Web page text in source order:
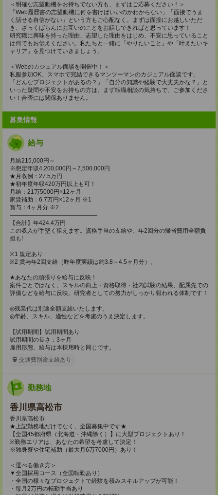
＜明確な志望動機をお持ちでない方も、まずはご応募ください！＞
「Web履歴書の志望動機に何を書けばいいのかわからない」「面接でうま
く話せる自信がない」という方もご心配なく。まずは面接にお越しいただ
き、ざっくばらんにお互いのことをお話しできればと思っています！
研究職に興味を持った理由、志望した理由をはじめ、不安に思っていること
は何でもお伝えください。私たちと一緒に「やりたいこと」や「叶えたいキ
ャリア」を見つけていきましょう。
＜Webのカジュアル面談を開催中！＞
私服参加OK、スマホで完結できるマンツーマンのカジュアル面談です。
「どんなプロジェクトがあるの？」「自分の知識や経験で大丈夫かな？」と
いった疑問や不安をお持ちの方は、まず転職相談の気持ちで、ご参加くださ
い！合否には関係ありません。
募集情報
給与
月給215,000円～
※想定年収4,200,000円～7,500,000円
★月収例：27.5万円
★初年度年収420万円以上も可！
月給：21万5000円×12ヶ月
家賃補助：6.7万円×12ヶ月 ※1
賞与：4ヶ月分 ※2
―――――――――――――――
【合計】年424.4万円
この収入が手堅く狙えます。資格手当の支給や、年2回分の帰省費用全額負
担も!
※1 規定あり
※2 賞与年2回支給（昨年度実績は約3.8～4.5ヶ月分）。
★あなたの頑張りを給与に反映！
案件ごとではなく、スキルの向上・資格取得・社内試験の結果、配属先での
評価などを給与に反映。研究者としての努力がしっかり報われる体制です！
◎残業代は別途全額支給いたします。
◎年齢、スキル、適性などを考慮のうえ決定します。
【試用期間】試用期間あり
試用期間の長さ：3ヶ月
雇用形態、給与は本採用時と同じです。
交通費別途支給あり
勤務地
香川県高松市
香川県高松市
★上記勤務地だけでなく、全国募集中です★
【全国45都府県（北海道・沖縄除く）】に大型プロジェクトあり！
※勤務エリアは、あなたの希望を考慮して決定！
※独身寮や住宅補助（最大月6万7000円）あり！
＜選べる働き方＞
▼全国採用コース（全国転勤あり）
・全国の様々なプロジェクトで経験を積みスキルアップが可能！
・毎月2万円の転勤手当あり